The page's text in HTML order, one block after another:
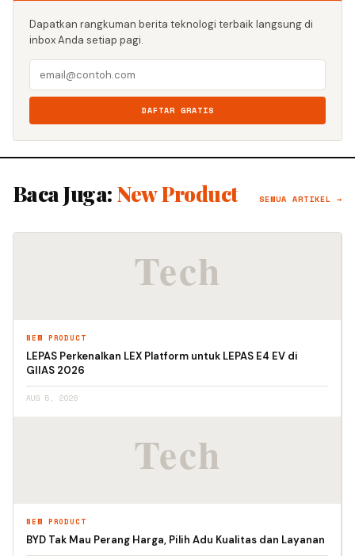
Dapatkan rangkuman berita teknologi terbaik langsung di
inbox Anda setiap pagi.
DAFTAR GRATIS
Baca Juga: New Product SEMUA ARTIKEL →
NEW PRODUCT
LEPAS Perkenalkan LEX Platform untuk LEPAS E4 EV di
GIIAS 2026
AUG 5, 2026
NEW PRODUCT
BYD Tak Mau Perang Harga, Pilih Adu Kualitas dan Layanan